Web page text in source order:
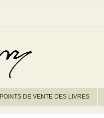
POINTS DE VENTE DES LIVRES